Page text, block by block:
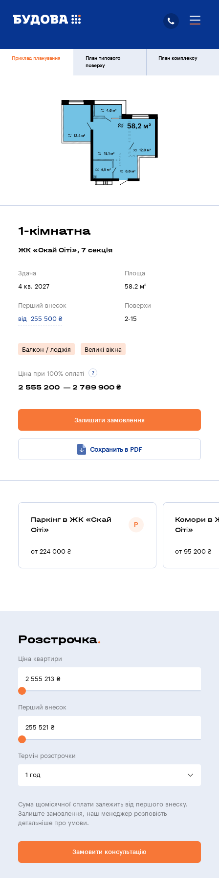
Приклад планування
План типового
поверху
План комплексу
1-кімнатна
ЖК «Скай Сіті», 7 секцiя
Здача
4 кв. 2027
Площа
58.2 м²
Перший внесок
від 255 500 ₴
Поверхи
2-15
Балкон / лоджія Великі вікна
Ціна при 100% оплаті
2 555 200 — 2 789 900 ₴
Залишити замовлення
Сохранить в PDF
Паркінг в ЖК «Скай
Сіті»
от 224 000 ₴
Комори в
Сіті»
от 95 200 ₴
Розстрочка
Ціна квартири
2 555 213 ₴
Перший внесок
255 521 ₴
Термін розстрочки
Сума щомісячної сплати залежить від першого внеску.
Залиште замовлення, наш менеджер розповість
детальніше про умови.
Замовити консультацію